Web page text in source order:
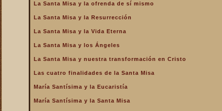
a cargar nuestra cruz
La Santa Misa nos fortalece
La Santa Misa nos libra del
infierno y nos da la
La Santa Misa nos purifica
sacrificio de Cristo
La Santa Misa por los
La Santa Misa y la ofrenda de sí mismo
La Santa Misa y la Resurrección
La Santa Misa y la Vida Eterna
La Santa Misa y los Ángeles
La Santa Misa y nuestra transformación en Cristo
Las cuatro finalidades de la Santa Misa
María Santísima y la Eucaristía
María Santísima y la Santa Misa